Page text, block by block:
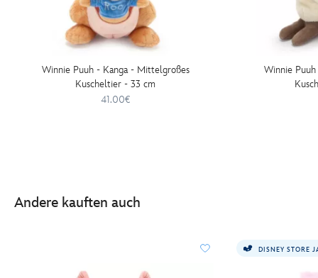
Winnie Puuh - Kanga - Mittelgroßes
Kuscheltier - 33 cm
41.00€
Winnie
Andere kauften auch
DISNEY STORE